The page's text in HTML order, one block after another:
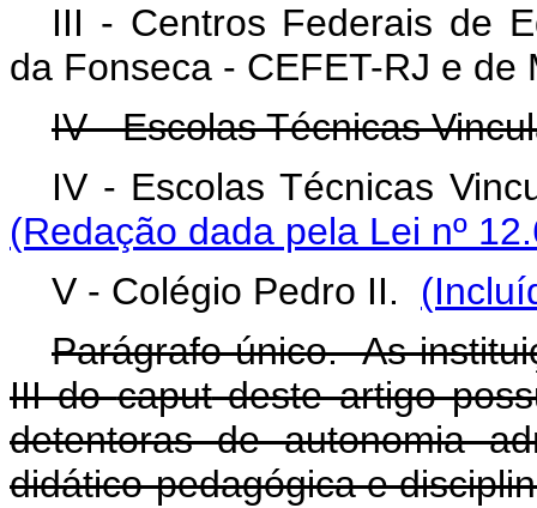
III - Centros Federais de
da Fonseca - CEFET-RJ e de
IV - Escolas Técnicas
IV - Escolas Técnicas
(Redação dada pela Lei nº
V - Colégio Pedro II.
Parágrafo único. As
III docaputdeste artigo
detentoras de autonomia
didático-pedagógica e